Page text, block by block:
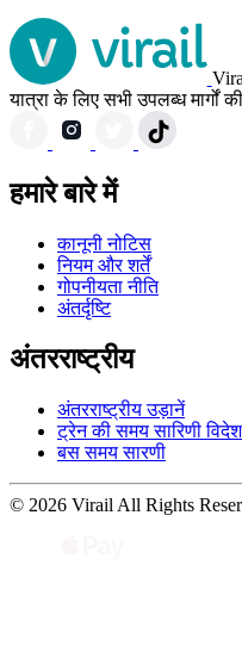
यात्रा के लिए सभी उपलब्ध मार्गों
हमारे बारे में
कानूनी नोटिस
नियम और शर्तें
गोपनीयता नीति
अंतर्दृष्टि
अंतरराष्ट्रीय
अंतरराष्ट्रीय उड़ानें
ट्रेन की समय सारिणी
बस समय सारणी
© 2026 Virail All Rights